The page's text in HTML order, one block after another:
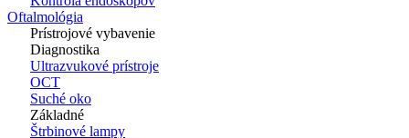
Oftalmológia
Prístrojové vybavenie
Diagnostika
Ultrazvukové prístroje
OCT
Suché oko
Základné
Štrbinové lampy